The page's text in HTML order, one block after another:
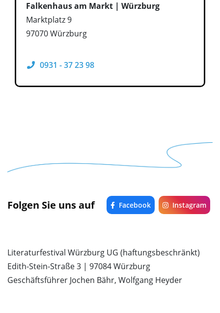
Falkenhaus am Markt | Würzburg
Marktplatz 9
97070 Würzburg
0931 - 37 23 98
Folgen Sie uns auf Facebook Instagram
Literaturfestival Würzburg UG (haftungsbeschränkt)
Edith-Stein-Straße 3 | 97084 Würzburg
Geschäftsführer Jochen Bähr, Wolfgang Heyder